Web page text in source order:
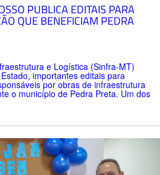
PUBLICA EDITAIS PARA
QUE BENEFICIAM PEDRA
e Logística (Sinfra-MT)
importantes editais para
por obras de infraestrutura
o município de Pedra Preta. Um dos